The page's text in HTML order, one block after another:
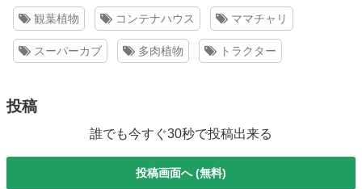
観葉植物 コンテナハウス ママチャリ
スーパーカブ 多肉植物 トラクター
投稿
誰でも今すぐ30秒で投稿出来る
投稿画面へ (無料)